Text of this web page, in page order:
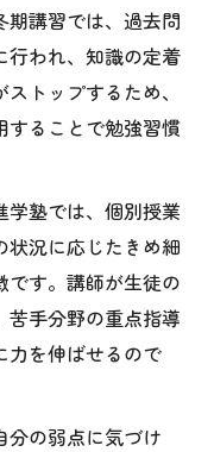
期講習活用法
立てる意義
対策の実践法
整え方
期講習では、過去問
行われ、知識の定着
トップするため、
することで勉強習慣
学塾では、個別授業
況に応じたきめ細
です。講師が生徒の
手分野の重点指導
力を伸ばせるので
分の弱点に気づけ